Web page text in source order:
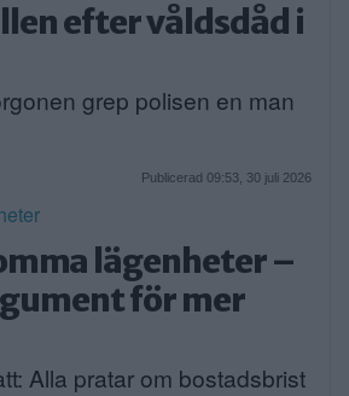
efter våldsdåd i
grep polisen en man
Publicerad 09:53, 30 juli 2026
lägenheter –
för mer
Alla pratar om bostadsbrist